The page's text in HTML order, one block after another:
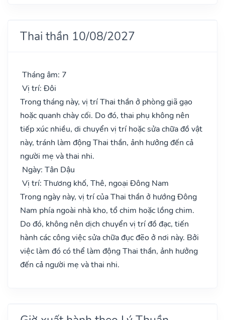
Thai thần 10/08/2027
Tháng âm: 7
Vị trí: Đôi
Trong tháng này, vị trí Thai thần ở phòng giã gạo
hoặc quanh chày cối. Do đó, thai phụ không nên
tiếp xúc nhiều, di chuyển vị trí hoặc sửa chữa đồ vật
này, tránh làm động Thai thần, ảnh hưởng đến cả
người mẹ và thai nhi.
Ngày: Tân Dậu
Vị trí: Thương khố, Thê, ngoại Đông Nam
Trong ngày này, vị trí của Thai thần ở hướng Đông
Nam phía ngoài nhà kho, tổ chim hoặc lồng chim.
Do đó, không nên dịch chuyển vị trí đồ đạc, tiến
hành các công việc sửa chữa đục đẽo ở nơi này. Bởi
việc làm đó có thể làm động Thai thần, ảnh hưởng
đến cả người mẹ và thai nhi.